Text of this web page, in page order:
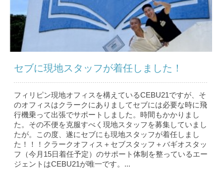
セブに現地スタッフが着任しました！
フィリピン現地オフィスを構えているCEBU21ですが、そ
のオフィスはクラークにありましてセブには必要な時に飛
行機乗って出張でサポートしました。時間もかかりまし
た。その不便を克服すべく現地スタッフを募集していまし
たが。この度、遂にセブにも現地スタッフが着任しまし
た！！！クラークオフィス＋セブスタッフ＋バギオスタッ
フ（今月15日着任予定）のサポート体制を整っているエー
ジェントはCEBU21が唯一です。...